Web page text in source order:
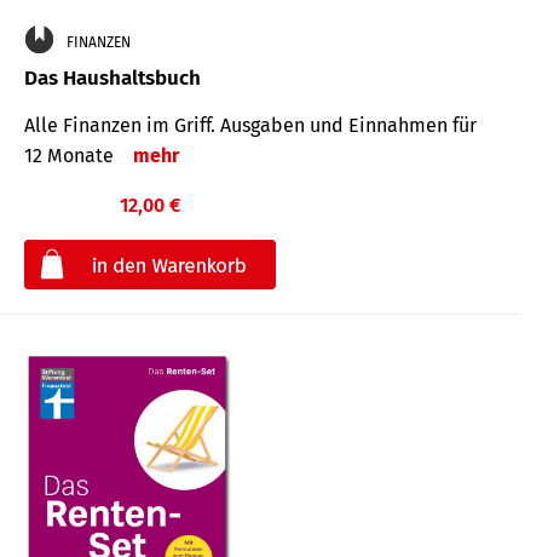
FINANZEN
Das Haushaltsbuch
Alle Finanzen im Griff. Aus­gaben und Ein­nahmen für
12 Monate
mehr
12,00 €